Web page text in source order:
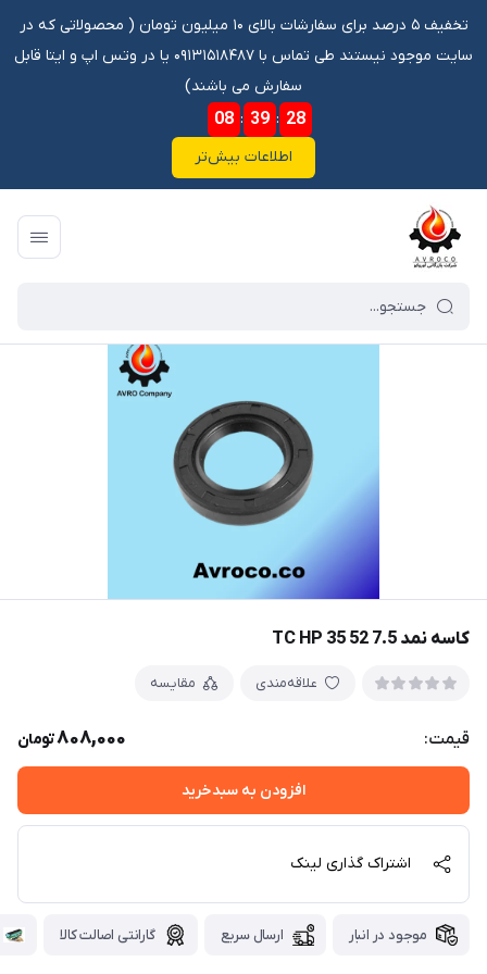
تخفیف ۵ درصد برای سفارشات بالای ۱۰ میلیون تومان ‌‌(‌‌ محصولاتی که در
سایت موجود نیستند طی تماس با ۰۹۱۳۱۵۱۸۴۸۷ یا در وتس اپ و ایتا قابل
سفارش می باشند)
08 : 39 : 28
اطلاعات بیش‌تر
فروشگاه آنلاین آوروکو
کاسه نمد TC HP 35 52 7.5
علاقه‌مندی مقایسه
قیمت: 808,000تومان
افزودن به سبدخرید
اشتراک گذاری لینک
موجود در انبار ارسال سریع گارانتی اصالت کالا